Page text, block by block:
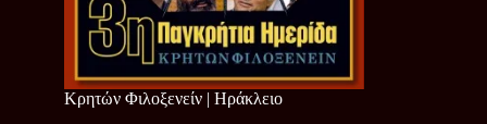
Κρητών Φιλοξενείν | Ηράκλειο